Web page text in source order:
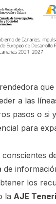
a las
pasos o si
para
los
la AJE